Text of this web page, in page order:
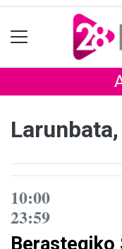
10:00
23:59
Berastegiko